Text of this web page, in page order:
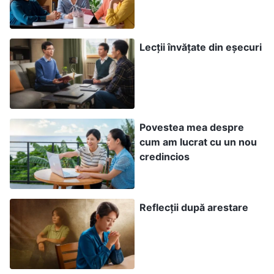
slăbiciuni, să fie răbdători și toleranți și să aibă
o limită morală pentru conduita personală. Așa
se pot înțelege în mod armonios și, deși pot
exista uneori conflicte și dispute, cooperarea
poate continua și cel puțin nu va lua naștere
nicio dușmănie. Dacă o persoană nu are o astfel
de limită morală, dacă nu are conștiință și
rațiune și face lucrurile axându-se pe profit,
căutând doar profitul, dorind mereu să profite în
detrimentul altora, cooperarea va fi imposibilă.
Așa se întâmplă între oamenii răi și între regii
diavolilor, care se luptă între ei fără încetare.
Diferitele spirite rele din tărâmul spiritual nu se
Lecții învățate din eșecuri
Povestea mea despre
cum am lucrat cu un nou
credincios
Reflecții după arestare